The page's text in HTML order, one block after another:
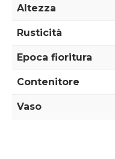
Altezza
Rusticità
Epoca fioritura
Contenitore
Vaso